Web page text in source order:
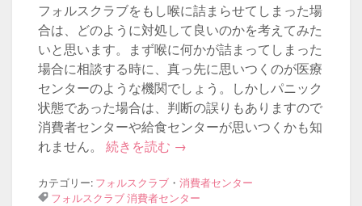
フォルスクラブをもし喉に詰まらせてしまった場
合は、どのように対処して良いのかを考えてみた
いと思います。まず喉に何かが詰まってしまった
場合に相談する時に、真っ先に思いつくのが医療
センターのような機関でしょう。しかしパニック
状態であった場合は、判断の誤りもありますので
消費者センターや給食センターが思いつくかも知
れません。 続きを読む →
カテゴリー: フォルスクラブ・ 消費者センター
フォルスクラブ消費者センター